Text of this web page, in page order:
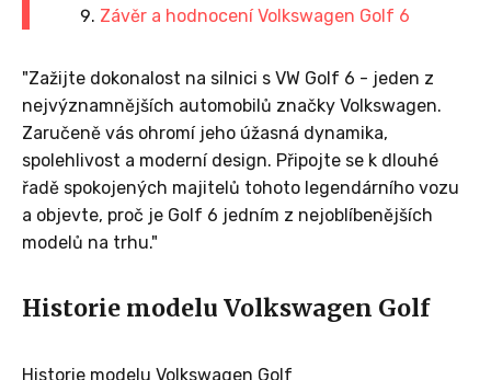
Závěr a hodnocení Volkswagen Golf 6
"Zažijte dokonalost na silnici s VW Golf 6 - jeden z
nejvýznamnějších automobilů značky Volkswagen.
Zaručeně vás ohromí jeho úžasná dynamika,
spolehlivost a moderní design. Připojte se k dlouhé
řadě spokojených majitelů tohoto legendárního vozu
a objevte, proč je Golf 6 jedním z nejoblíbenějších
modelů na trhu."
Historie modelu Volkswagen Golf
Historie modelu Volkswagen Golf